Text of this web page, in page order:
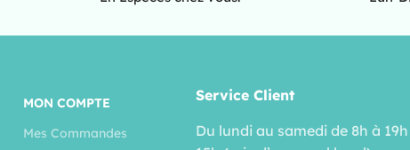
MON COMPTE
Mes Commandes
Service Client
Du lundi au samedi de 8h à